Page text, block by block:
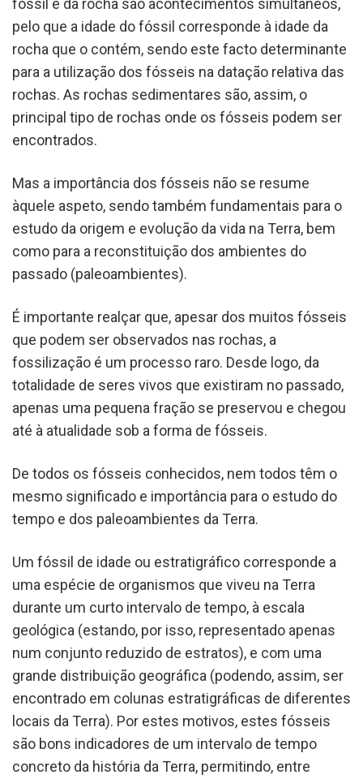
pelo que a idade do fóssil corresponde à idade da
rocha que o contém, sendo este facto determinante
para a utilização dos fósseis na datação relativa das
rochas. As rochas sedimentares são, assim, o
principal tipo de rochas onde os fósseis podem ser
encontrados.
Mas a importância dos fósseis não se resume
àquele aspeto, sendo também fundamentais para o
estudo da origem e evolução da vida na Terra, bem
como para a reconstituição dos ambientes do
passado (paleoambientes).
É importante realçar que, apesar dos muitos fósseis
que podem ser observados nas rochas, a
fossilização é um processo raro. Desde logo, da
totalidade de seres vivos que existiram no passado,
apenas uma pequena fração se preservou e chegou
até à atualidade sob a forma de fósseis.
De todos os fósseis conhecidos, nem todos têm o
mesmo significado e importância para o estudo do
tempo e dos paleoambientes da Terra.
Um fóssil de idade ou estratigráfico corresponde a
uma espécie de organismos que viveu na Terra
durante um curto intervalo de tempo, à escala
geológica (estando, por isso, representado apenas
num conjunto reduzido de estratos), e com uma
grande distribuição geográfica (podendo, assim, ser
encontrado em colunas estratigráficas de diferentes
locais da Terra). Por estes motivos, estes fósseis
são bons indicadores de um intervalo de tempo
concreto da história da Terra, permitindo, entre